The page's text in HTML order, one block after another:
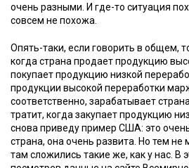
очень разными. И где-то ситуация
совсем не похожа.
Опять-таки, если говорить в общем,
когда страна продает продукцию
покупает продукцию низкой
продукции высокой переработки
соответственно, зарабатывает
тратит, когда закупает продукцию
снова приведу пример США: это
страна, она очень развита. Но тем не
там сложились такие же, как у нас. В